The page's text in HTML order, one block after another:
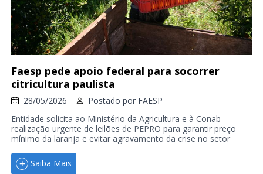
Faesp pede apoio federal para socorrer
citricultura paulista
28/05/2026 Postado por FAESP
Entidade solicita ao Ministério da Agricultura e à Conab
realização urgente de leilões de PEPRO para garantir preço
mínimo da laranja e evitar agravamento da crise no setor
Saiba Mais